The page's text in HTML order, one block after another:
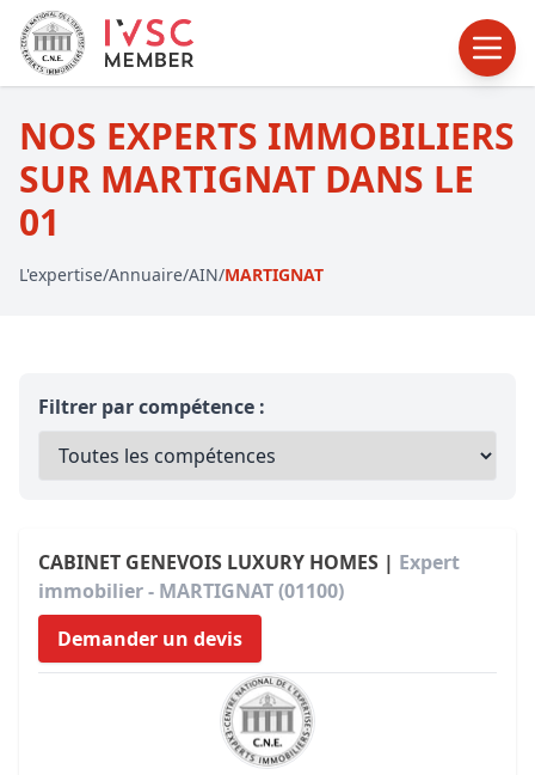
NOS EXPERTS IMMOBILIERS
SUR MARTIGNAT DANS LE
01
L'expertise/Annuaire/AIN/MARTIGNAT
Filtrer par compétence :
CABINET GENEVOIS LUXURY HOMES | Expert
immobilier - MARTIGNAT (01100)
Demander un devis